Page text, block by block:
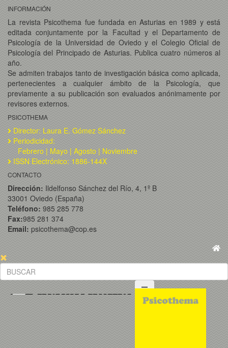
INFORMACIÓN
La revista Psicothema fue fundada en Asturias en 1989 y está
editada conjuntamente por la Facultad y el Departamento de
Psicología de la Universidad de Oviedo y el Colegio Oficial de
Psicología del Principado de Asturias. Publica cuatro números al
año.
Se admiten trabajos tanto de investigación básica como aplicada,
pertenecientes a cualquier ámbito de la Psicología, que
previamente a su publicación son evaluados anónimamente por
revisores externos.
PSICOTHEMA
Director: Laura E. Gómez Sánchez
Periodicidad:
Febrero | Mayo | Agosto | Noviembre
ISSN Electrónico: 1886-144X
CONTACTO
Dirección: Ildelfonso Sánchez del Río, 4, 1º B
33001 Oviedo (España)
Teléfono: 985 285 778
Fax:985 281 374
Email: psicothema@cop.es